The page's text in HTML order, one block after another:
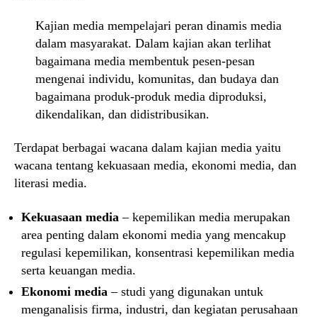
Kajian media mempelajari peran dinamis media
dalam masyarakat. Dalam kajian akan terlihat
bagaimana media membentuk pesen-pesan
mengenai individu, komunitas, dan budaya dan
bagaimana produk-produk media diproduksi,
dikendalikan, dan didistribusikan.
Terdapat berbagai wacana dalam kajian media yaitu
wacana tentang kekuasaan media, ekonomi media, dan
literasi media.
Kekuasaan media – kepemilikan media merupakan
area penting dalam ekonomi media yang mencakup
regulasi kepemilikan, konsentrasi kepemilikan media
serta keuangan media.
Ekonomi media – studi yang digunakan untuk
menganalisis firma, industri, dan kegiatan perusahaan